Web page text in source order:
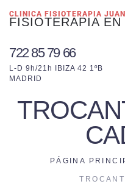
CLINICA FISIOTERAPIA
FISIOTERAPIA EN
722 85 79 66
L-D 9h/21h IBIZA 42 1ºB
MADRID
PÁGINA